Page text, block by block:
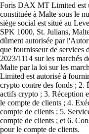
Foris DAX MT Limited est
constituée à Malte sous le
siège social est situé au
SPK 1000, St. Julians,
dûment autorisée par
que fournisseur de services
2023/1114 sur les marchés
Malte par la loi sur les
Limited est autorisé à
crypto contre des fonds ; 2.
actifs crypto ; 3. Réception
le compte de clients ; 4.
compte de clients ; 5.
compte de clients ; et 6.
pour le compte de clients.